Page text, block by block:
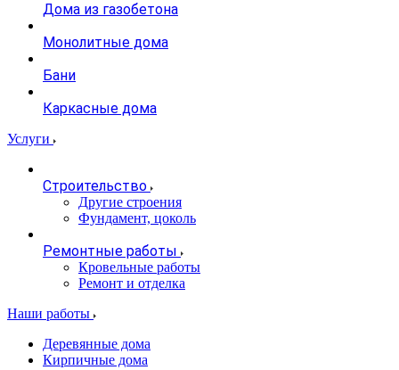
Дома из газобетона
Монолитные дома
Бани
Каркасные дома
Услуги
Строительство
Другие строения
Фундамент, цоколь
Ремонтные работы
Кровельные работы
Ремонт и отделка
Наши работы
Деревянные дома
Кирпичные дома